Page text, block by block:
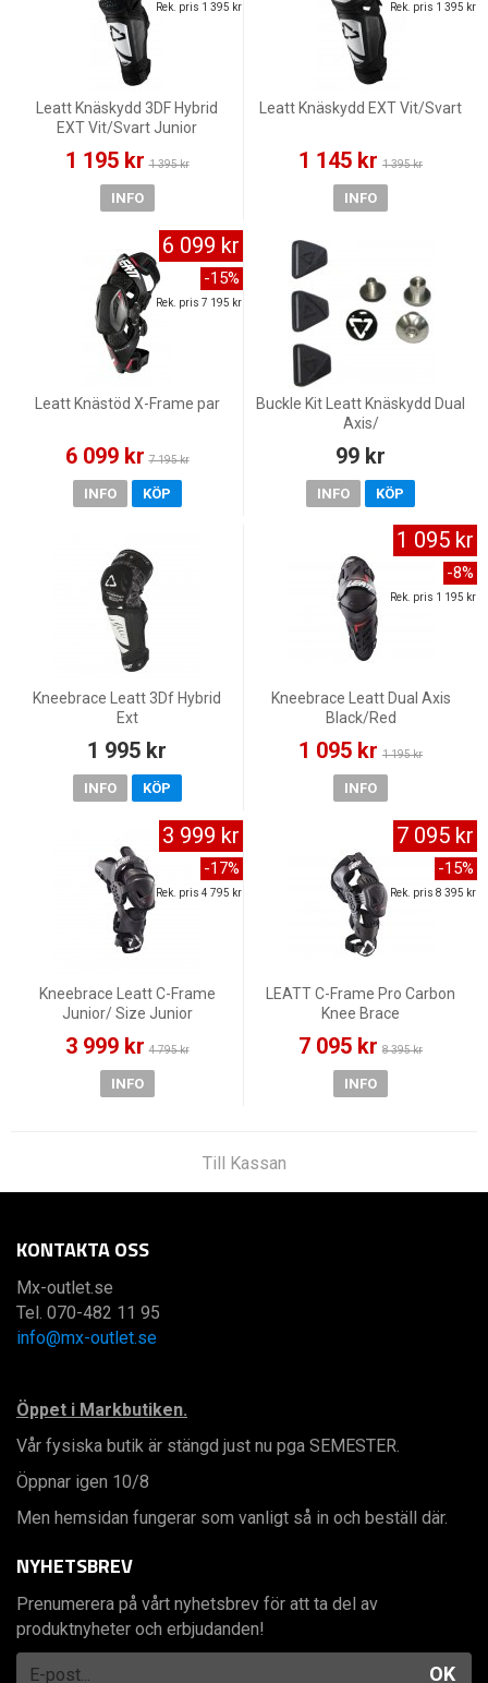
Leatt Knäskydd 3DF Hybrid
EXT Vit/Svart Junior
1 195 kr 1 395 kr
Rek. pris 1 395 kr
INFO
Leatt Knäskydd EXT Vit/Svart
1 145 kr 1 395 kr
Rek. pris 1 395 kr
INFO
Leatt Knästöd X-Frame par
6 099 kr 7 195 kr
6 099 kr
-15%
Rek. pris 7 195 kr
INFO KÖP
Buckle Kit Leatt Knäskydd Dual
Axis/
99 kr
INFO KÖP
Kneebrace Leatt 3Df Hybrid
Ext
1 995 kr
INFO KÖP
Kneebrace Leatt Dual Axis
Black/Red
1 095 kr 1 195 kr
1 095 kr
-8%
Rek. pris 1 195 kr
INFO
Kneebrace Leatt C-Frame
Junior/ Size Junior
3 999 kr 4 795 kr
3 999 kr
-17%
Rek. pris 4 795 kr
INFO
LEATT C-Frame Pro Carbon
Knee Brace
7 095 kr 8 395 kr
7 095 kr
-15%
Rek. pris 8 395 kr
INFO
Till Kassan
KONTAKTA OSS
Mx-outlet.se
Tel. 070-482 11 95
info@mx-outlet.se
Öppet i Markbutiken.
Vår fysiska butik är stängd just nu pga SEMESTER.
Öppnar igen 10/8
Men hemsidan fungerar som vanligt så in och beställ där.
NYHETSBREV
Prenumerera på vårt nyhetsbrev för att ta del av
produktnyheter och erbjudanden!
OK